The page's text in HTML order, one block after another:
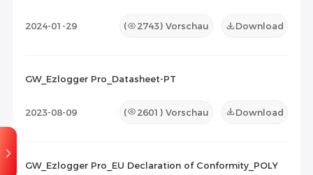
2024-01-29 ( 2743) Vorschau Download
GW_Ezlogger Pro_Datasheet-PT
2023-08-09 ( 2601 ) Vorschau Download
GW_Ezlogger Pro_EU Declaration of Conformity_POLY